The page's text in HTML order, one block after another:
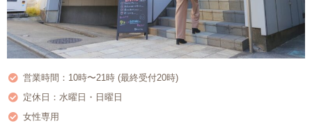
営業時間：10時〜21時 (最終受付20時)
定休日：水曜日・日曜日
女性専用